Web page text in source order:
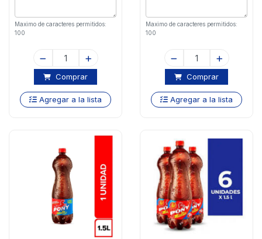
Maximo de caracteres permitidos:
100
Comprar
Agregar a la lista
Maximo de caracteres permitidos:
100
Comprar
Agregar a la lista